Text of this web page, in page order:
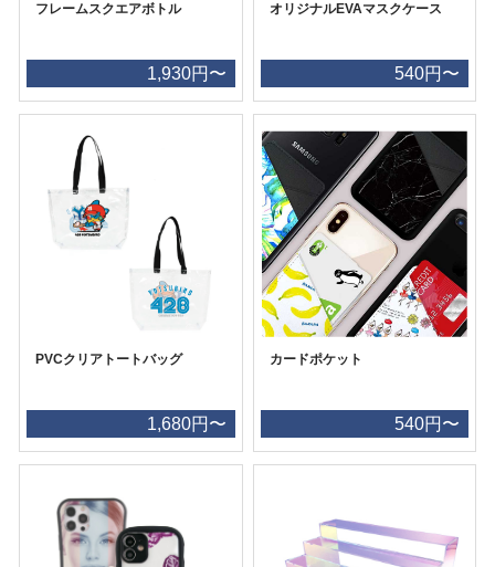
フレームスクエアボトル
1,930円〜
オリジナルEVAマスクケース
540円〜
PVCクリアトートバッグ
1,680円〜
カードポケット
540円〜